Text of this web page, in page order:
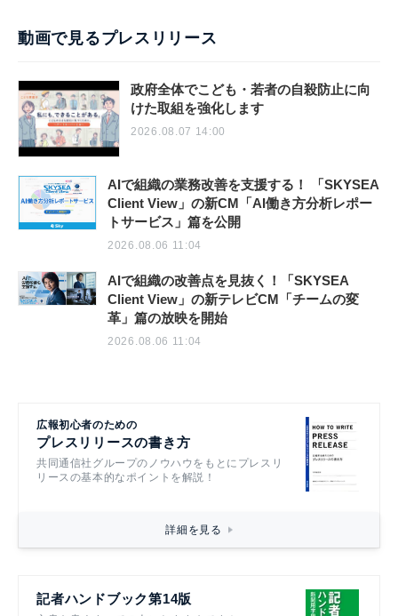
動画で見るプレスリリース
政府全体でこども・若者の自殺防止に向
けた取組を強化します
2026.08.07 14:00
AIで組織の業務改善を支援する！ 「SKYSEA
Client View」の新CM「AI働き方分析レポー
トサービス」篇を公開
2026.08.06 11:04
AIで組織の改善点を見抜く！「SKYSEA
Client View」の新テレビCM「チームの変
革」篇の放映を開始
2026.08.06 11:04
広報初心者のための
プレスリリースの書き方
共同通信社グループのノウハウをもとにプレスリ
リースの基本的なポイントを解説！
詳細を見る
記者ハンドブック第14版